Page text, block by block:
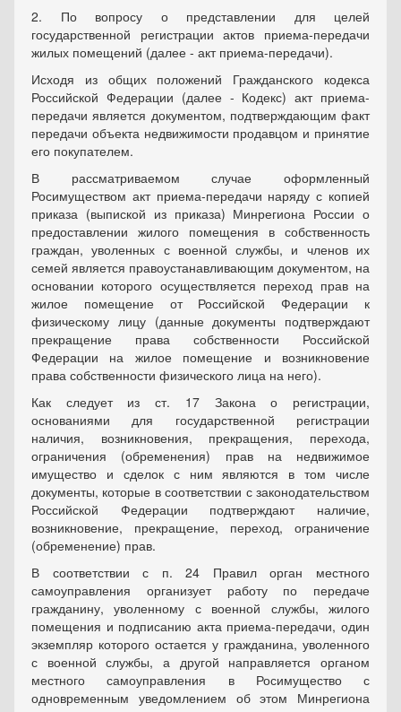
2. По вопросу о представлении для целей
государственной регистрации актов приема-передачи
жилых помещений (далее - акт приема-передачи).
Исходя из общих положений Гражданского кодекса
Российской Федерации (далее - Кодекс) акт приема-
передачи является документом, подтверждающим факт
передачи объекта недвижимости продавцом и принятие
его покупателем.
В рассматриваемом случае оформленный
Росимуществом акт приема-передачи наряду с копией
приказа (выпиской из приказа) Минрегиона России о
предоставлении жилого помещения в собственность
граждан, уволенных с военной службы, и членов их
семей является правоустанавливающим документом, на
основании которого осуществляется переход прав на
жилое помещение от Российской Федерации к
физическому лицу (данные документы подтверждают
прекращение права собственности Российской
Федерации на жилое помещение и возникновение
права собственности физического лица на него).
Как следует из ст. 17 Закона о регистрации,
основаниями для государственной регистрации
наличия, возникновения, прекращения, перехода,
ограничения (обременения) прав на недвижимое
имущество и сделок с ним являются в том числе
документы, которые в соответствии с законодательством
Российской Федерации подтверждают наличие,
возникновение, прекращение, переход, ограничение
(обременение) прав.
В соответствии с п. 24 Правил орган местного
самоуправления организует работу по передаче
гражданину, уволенному с военной службы, жилого
помещения и подписанию акта приема-передачи, один
экземпляр которого остается у гражданина, уволенного
с военной службы, а другой направляется органом
местного самоуправления в Росимущество с
одновременным уведомлением об этом Минрегиона